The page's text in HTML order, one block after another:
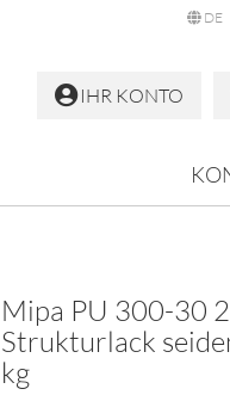
DE
IHR KONTO
Mipa PU 300-30
Strukturlack
kg